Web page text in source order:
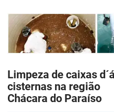
Limpeza de caixas
cisternas na região
Chácara do Paraíso